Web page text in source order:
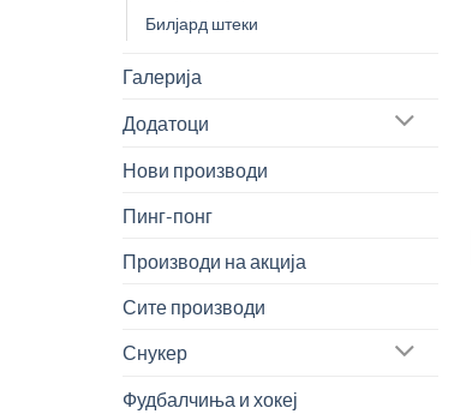
Билјард штеки
Галерија
Додатоци
Нови производи
Пинг-понг
Производи на акција
Сите производи
Снукер
Фудбалчиња и хокеј